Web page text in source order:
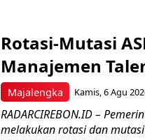
Majalengka
Rotasi-Mutasi
Manajemen
Kamis, 6 Agu
RADARCIREBON.ID –
melakukan rotasi dan